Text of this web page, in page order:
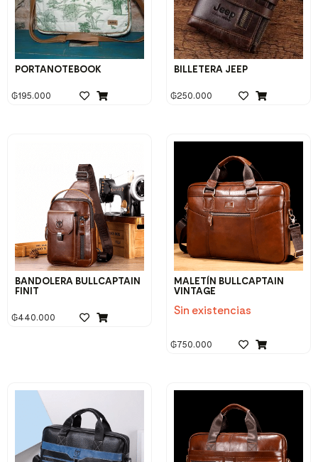
PORTANOTEBOOK
₲195.000
BILLETERA JEEP
₲250.000
BANDOLERA BULLCAPTAIN
FINIT
₲440.000
MALETÍN BULLCAPTAIN
VINTAGE
Sin existencias
₲750.000